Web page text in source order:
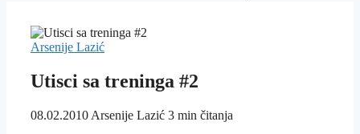
Arsenije Lazić
Utisci sa treninga #2
08.02.2010 Arsenije Lazić 3 min čitanja